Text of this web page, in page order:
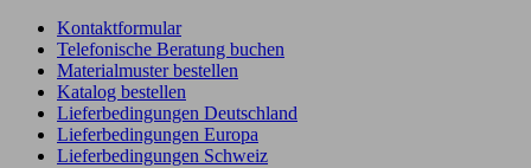
Kontaktformular
Telefonische Beratung buchen
Materialmuster bestellen
Katalog bestellen
Lieferbedingungen Deutschland
Lieferbedingungen Europa
Lieferbedingungen Schweiz